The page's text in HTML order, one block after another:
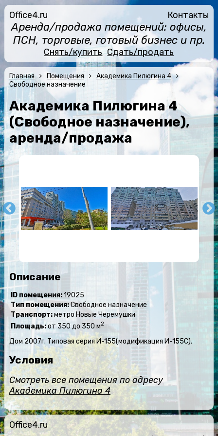
Office4.ru Контакты
Аренда/продажа помещений: офисы,
ПСН, торговые, готовый бизнес и пр.
Снять/купить Сдать/продать
Главная Помещения
Академика Пилюгина 4
Свободное назначение
Академика Пилюгина 4
(Свободное назначение),
аренда/продажа
Описание
ID помещения:19025
Тип помещения:Свободное назначение
Транспорт:метро Новые Черемушки
Площадь:от 350 до 350 м2
Дом 2007г. Типовая серия И-155(модификация И-155С).
Условия
Смотреть все помещения по адресу
Академика Пилюгина 4
Office4.ru